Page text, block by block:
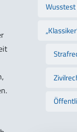
Wusstest